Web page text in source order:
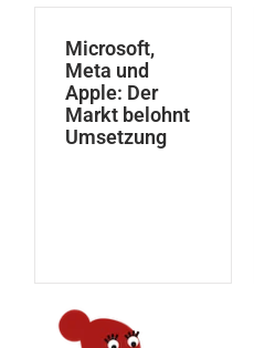
Microsoft,
Meta und
Apple: Der
Markt belohnt
Umsetzung